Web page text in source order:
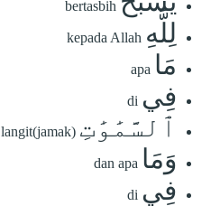
bertasbih
لِلَّهِ kepada Allah
مَا apa
فِي di
ٱلسَّمَٰوَٰتِ langit(jamak)
وَمَا dan apa
فِي di